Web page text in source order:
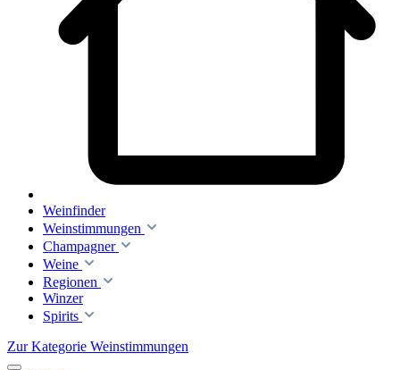
Weinfinder
Weinstimmungen
Champagner
Weine
Regionen
Winzer
Spirits
Zur Kategorie Weinstimmungen